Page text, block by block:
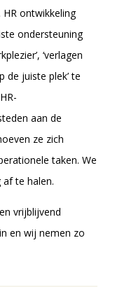
ontwikkeling
ondersteuning
‘verlagen
de juiste plek’ te
aan de
ze zich
taken. We
af te halen.
vrijblijvend
en wij nemen zo